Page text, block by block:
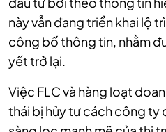
này vẫn đang triển khai lộ
công bố thông tin, nhằm
yết trở lại.
Việc FLC và hàng loạt
thái bị hủy tư cách công ty